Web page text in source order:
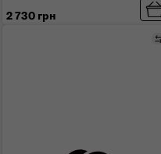
2 730 грн